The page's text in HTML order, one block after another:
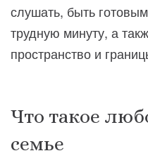
слушать, быть
трудную минуту, а
пространство и
Что такое
семье